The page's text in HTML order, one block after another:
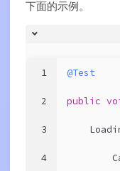
下面的示例。
1
2
3
4
@Test
public